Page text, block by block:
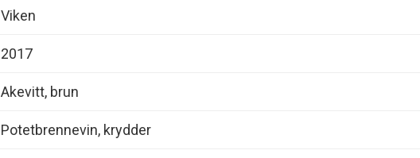
Viken
2017
Akevitt, brun
Potetbrennevin, krydder